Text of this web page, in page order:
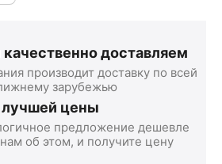
доставляем
производит доставку по всей
зарубежью
лучшей цены
предложение дешевле
об этом, и получите цену